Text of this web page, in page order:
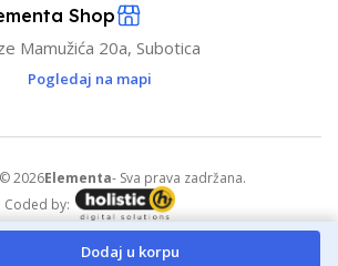
Dodaj u korpu
Shop
Mamužića 20a, Subotica
Pogledaj na mapi
2026Elementa- Sva prava zadržana.
Coded by: